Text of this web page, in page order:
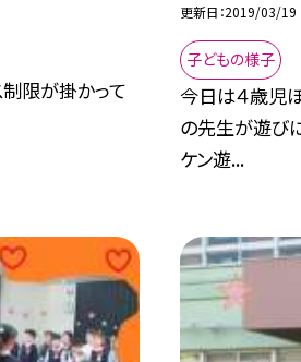
限が掛かって
更新日 2019/03/19
子どもの様子
今日は４歳児
の先生が遊び
ケン遊...